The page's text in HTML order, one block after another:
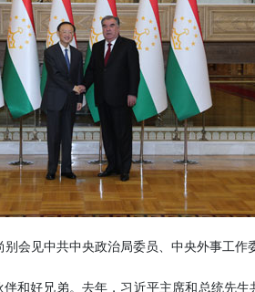
见中共中央政治局委员、中央外事工作
好兄弟。去年，习近平主席和总统先生